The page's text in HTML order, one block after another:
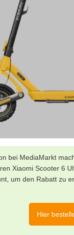
bei MediaMarkt
Xiaomi Scooter 6
um den Rabatt zu
Hier